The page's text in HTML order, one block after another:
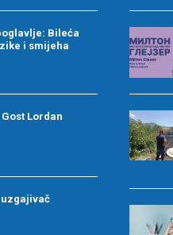
Bileća
i smijeha
Lordan